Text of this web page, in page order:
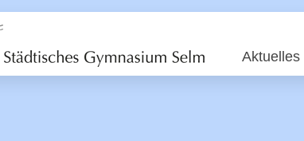
Aktuelles